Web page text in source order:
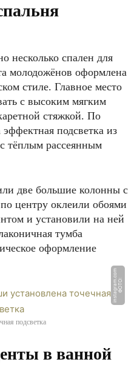
несколько спален для
молодожёнов оформлена
стиле. Главное место
с высоким мягким
стяжкой. По
подсветка из
тёплым рассеянным
две большие колонны с
центру оклеили обоями
и установили на ней
тумба
оформление
Ф
О
Т
О:
i
n
s
t
a
g
r
a
m.
c
o
m
подсветка
в ванной